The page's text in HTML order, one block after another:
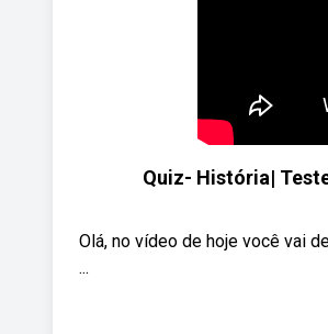
Quiz- História|
Olá, no vídeo de hoje você vai
...